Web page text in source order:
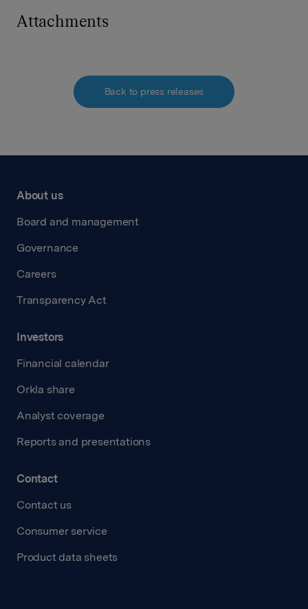
Attachments
Back to press releases
About us
Board and management
Governance
Careers
Transparency Act
Investors
Financial calendar
Orkla share
Analyst coverage
Reports and presentations
Contact
Contact us
Consumer service
Product data sheets